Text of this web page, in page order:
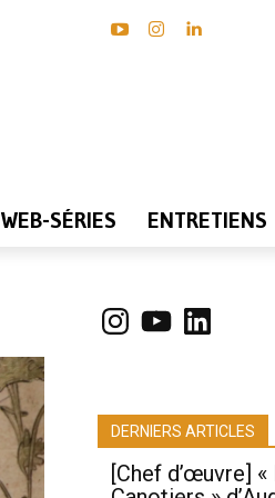
WEB-SÉRIES ENTRETIENS
Instagram
YouTubeLinkedIn
DERNIERS ARTICLES
[Chef d’œuvre]